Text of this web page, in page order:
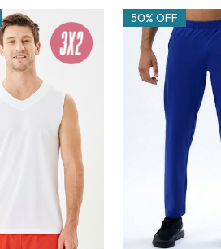
50% OFF